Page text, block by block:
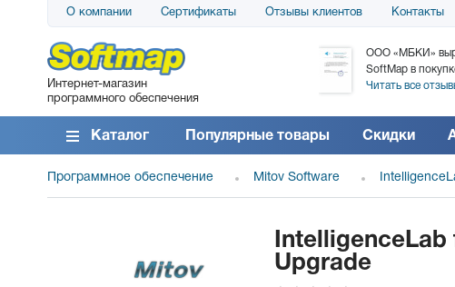
О компании Сертификаты Отзывы клиентов Контакты
Интернет-магазин
программного обеспечения
АО «АТС» благодарит компанию SoftMap за
поставку программного обеспечения SolarWinds
DameWare...
Читать все отзывы
ООО «МБКИ»
SoftMap в
Читать все
Каталог Популярные товары Скидки
Программное обеспечение Mitov Software
Upgrade